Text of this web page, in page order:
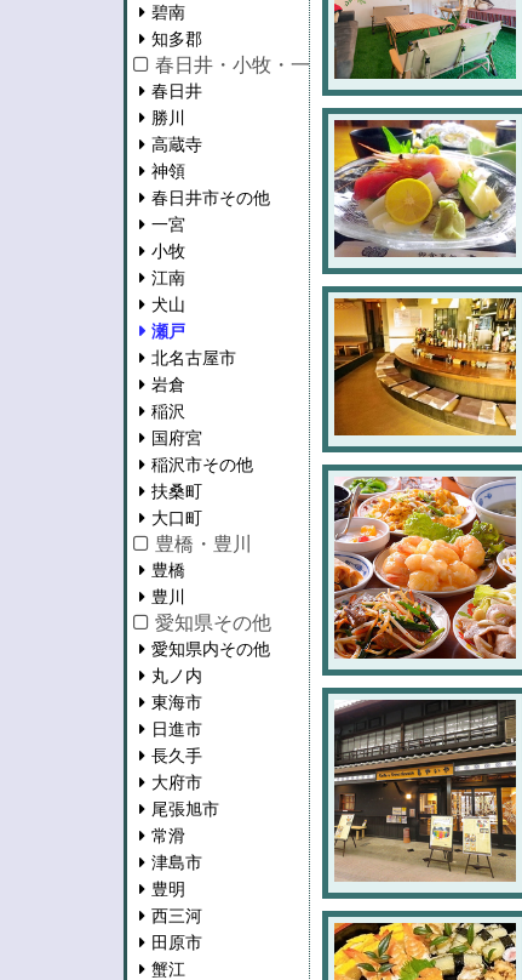
碧南
知多郡
春日井・小牧・一宮・江南・瀬戸
春日井
勝川
高蔵寺
神領
春日井市その他
一宮
小牧
江南
犬山
瀬戸
北名古屋市
岩倉
稲沢
国府宮
稲沢市その他
扶桑町
大口町
豊橋・豊川
豊橋
豊川
愛知県その他
愛知県内その他
丸ノ内
東海市
日進市
長久手
大府市
尾張旭市
常滑
津島市
豊明
西三河
田原市
蟹江